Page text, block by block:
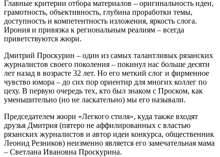
Главные критерии отбора материалов – оригинальность идеи,
грамотность, объективность, глубина проработки темы,
доступность и компетентность изложения, яркость слога.
Ирония и привязка к региональным реалиям – всегда
приветствуются жюри.
Дмитрий Проскурин – один из самых талантливых рязанских
журналистов своего поколения – покинул нас больше десяти
лет назад в возрасте 32 лет. Но его меткий слог и фирменное
чувство юмора – до сих пор ориентир для многих коллег по
цеху. В первую очередь тех, кто был знаком с Проском, как
уменьшительно (но не ласкательно) мы его называли.
Председателем жюри «Легкого стиля», куда также входят
друзья Дмитрия (пятеро не аффилированных с властью
рязанских журналистов и автор идеи конкурса, общественник
Леонид Резников) неизменно является его замечательная мама
– Светлана Ивановна Проскурина.